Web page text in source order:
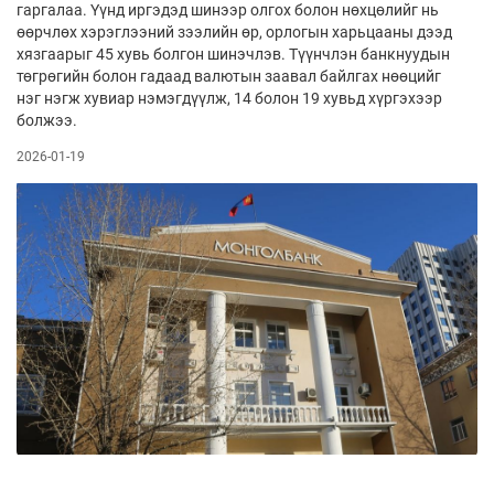
гаргалаа. Үүнд иргэдэд шинээр олгох болон нөхцөлийг нь
өөрчлөх хэрэглээний зээлийн өр, орлогын харьцааны дээд
хязгаарыг 45 хувь болгон шинэчлэв. Түүнчлэн банкнуудын
төгрөгийн болон гадаад валютын заавал байлгах нөөцийг
нэг нэгж хувиар нэмэгдүүлж, 14 болон 19 хувьд хүргэхээр
болжээ.
2026-01-19